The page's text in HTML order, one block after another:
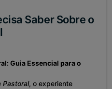
Saber Sobre o
Guia Essencial para o
Pastoral, o experiente